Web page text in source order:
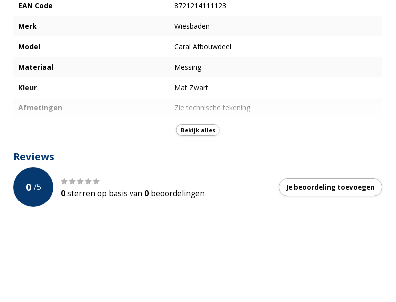
EAN Code 8721214111123
Merk Wiesbaden
Model Caral Afbouwdeel
Materiaal Messing
Kleur Mat Zwart
Afmetingen Zie technische tekening
Inbouwdeel afzonderlijk bestellen
Garantie
Bekijk alles
Reviews
0 /5
0sterren op basis van 0 beoordelingen
Je beoordeling toevoegen